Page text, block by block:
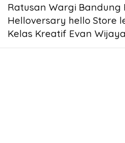
Ratusan Wargi Bandung
Helloversary hello Store
Kelas Kreatif Evan Wijaya